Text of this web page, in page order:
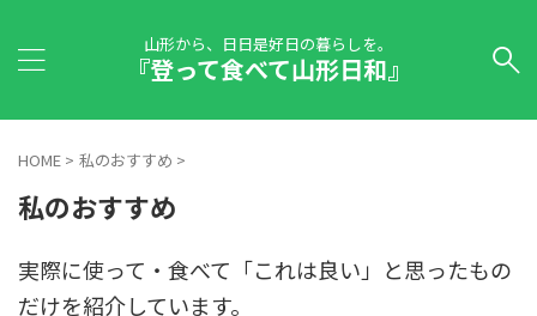
山形から、日日是好日の暮らしを。
『登って食べて山形日和』
HOME > 私のおすすめ >
私のおすすめ
実際に使って・食べて「これは良い」と思ったもの
だけを紹介しています。